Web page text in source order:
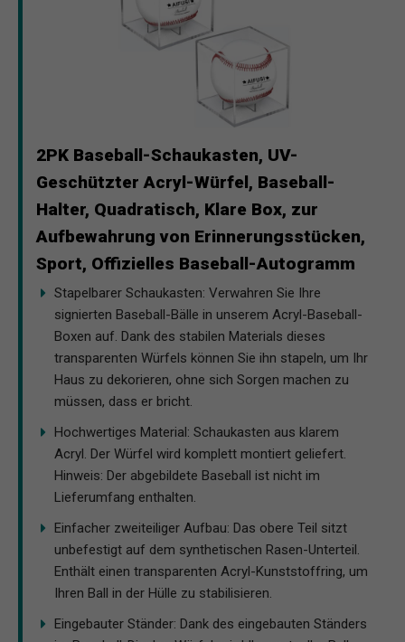
2PK Baseball-Schaukasten, UV-
Geschützter Acryl-Würfel, Baseball-
Halter, Quadratisch, Klare Box, zur
Aufbewahrung von Erinnerungsstücken,
Sport, Offizielles Baseball-Autogramm
Stapelbarer Schaukasten: Verwahren Sie Ihre
signierten Baseball-Bälle in unserem Acryl-Baseball-
Boxen auf. Dank des stabilen Materials dieses
transparenten Würfels können Sie ihn stapeln, um Ihr
Haus zu dekorieren, ohne sich Sorgen machen zu
müssen, dass er bricht.
Hochwertiges Material: Schaukasten aus klarem
Acryl. Der Würfel wird komplett montiert geliefert.
Hinweis: Der abgebildete Baseball ist nicht im
Lieferumfang enthalten.
Einfacher zweiteiliger Aufbau: Das obere Teil sitzt
unbefestigt auf dem synthetischen Rasen-Unterteil.
Enthält einen transparenten Acryl-Kunststoffring, um
Ihren Ball in der Hülle zu stabilisieren.
Eingebauter Ständer: Dank des eingebauten Ständers